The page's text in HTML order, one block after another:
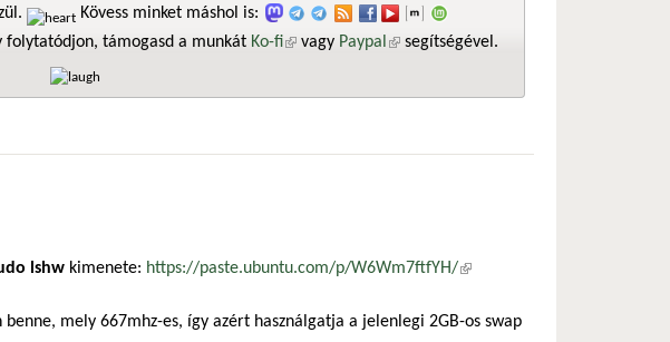
Kövess minket máshol is:
folytatódjon, támogasd a munkát Ko-fi(külső hivatkozás)
vagy Paypal (külső hivatkozás)
segítségével.
lshw kimenete: https://paste.ubuntu.com/p/W6Wm7ftfYH/(külső hivatkozás)
mely 667mhz-es, így azért használgatja a jelenlegi 2GB-os swap